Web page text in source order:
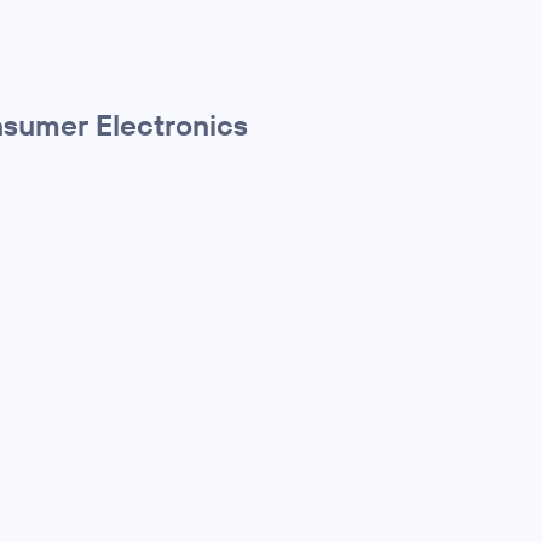
Electronics